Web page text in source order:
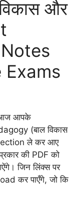
और
आज आपके
(बाल विकास
ले कर आए
की PDF को
जिन लिंक्स पर
कर पाएँगे, जो कि